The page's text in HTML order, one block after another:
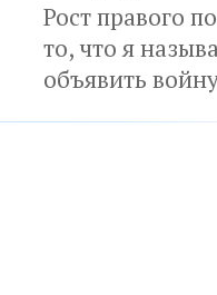
Рост правого
то, что я
объявить